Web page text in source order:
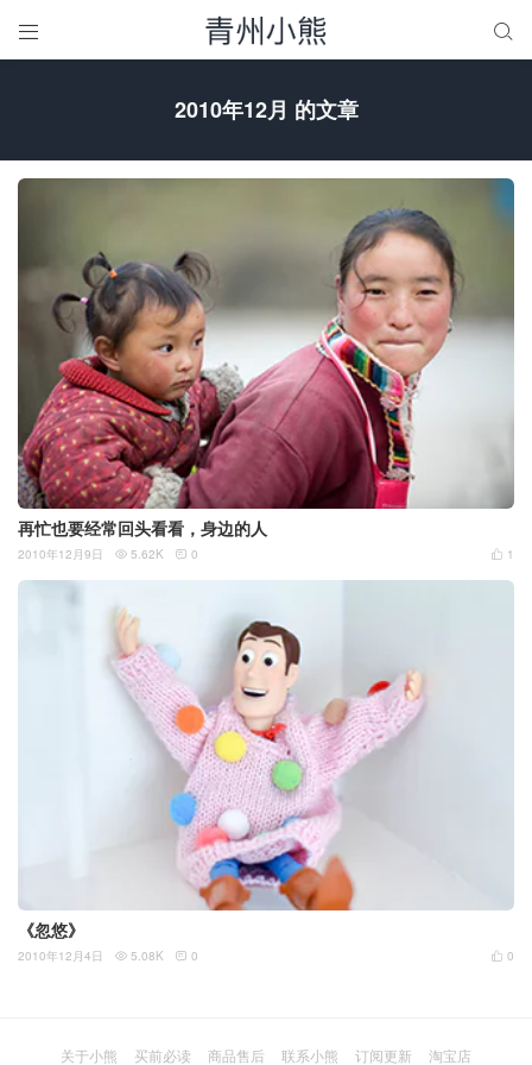
 
2010年12月 的文章
再忙也要经常回头看看，身边的人
 1
2010年12月9日  5.62K  0
《忽悠》
 0
2010年12月4日  5.08K  0
关于小熊 买前必读 商品售后 联系小熊 订阅更新 淘宝店